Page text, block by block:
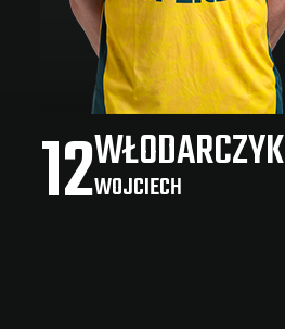
12WŁODARCZYK
WOJCIECH